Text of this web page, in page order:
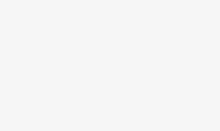
podanie danych osobowych jest dobrowolne
podejmowaniu decyzji, w tym również profilowaniu.